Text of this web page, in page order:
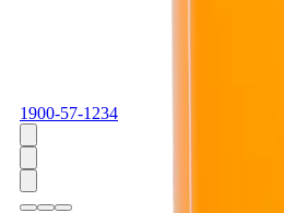
1900-57-1234